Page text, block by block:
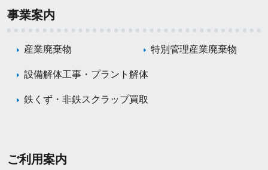
事業案内
産業廃棄物 特別管理産業廃棄物
設備解体工事・プラント解体
鉄くず・非鉄スクラップ買取
ご利用案内